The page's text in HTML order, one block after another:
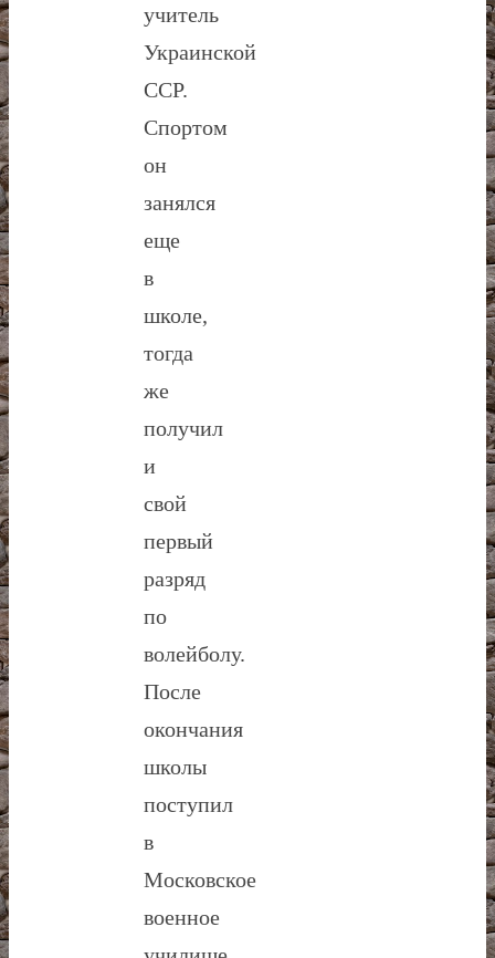
учитель
Украинской
ССР.
Спортом
он
занялся
еще
в
школе,
тогда
же
получил
и
свой
первый
разряд
по
волейболу.
После
окончания
школы
поступил
в
Московское
военное